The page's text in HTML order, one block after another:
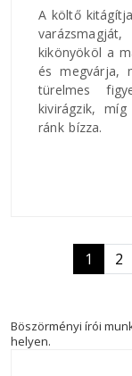
A költő
kikönyököl a
és megvárja,
türelmes
kivirágzik,
ránk bízza.
Oldalszámozás
1 2
Böszörményi írói
helyen.